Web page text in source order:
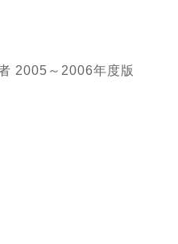
2005～2006年度版